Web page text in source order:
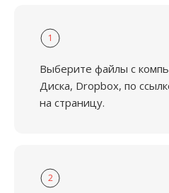
1
Выберите файлы с
Диска, Dropbox, по
на страницу.
2